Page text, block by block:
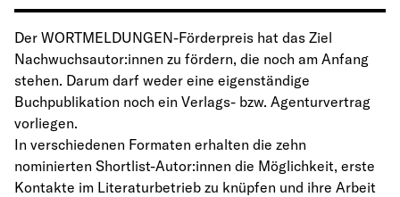
Der WORTMELDUNGEN-Förderpreis hat das Ziel
Nachwuchsautor:innen zu fördern, die noch am Anfang
stehen. Darum darf weder eine eigenständige
Buchpublikation noch ein Verlags- bzw. Agenturvertrag
vorliegen.
In verschiedenen Formaten erhalten die zehn
nominierten Shortlist-Autor:innen die Möglichkeit, erste
Kontakte im Literaturbetrieb zu knüpfen und ihre Arbeit